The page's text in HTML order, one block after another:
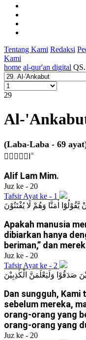
Tentang Kami Redaksi
Kami
home al-qur'an digital
29
Al-
(Laba-Laba - 69
الۤمّۤ ۗ
Alif Lam Mim.
Juz ke - 20
Tafsir Ayat ke - 1
اٰمَنَّا وَهُمْ لَا يُفْتَنُوْنَ
Apakah manusia
dibiarkan hanya
beriman,” dan
Juz ke - 20
Tafsir Ayat ke - 2
صَدَقُوْا وَلَيَعْلَمَنَّ الْكٰذِبِيْنَ
Dan sungguh,
sebelum mereka,
orang-orang yang
orang-orang yang
Juz ke - 20